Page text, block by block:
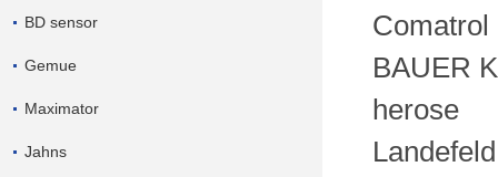
BD sensor
Gemue
Maximator
Jahns
Comatrol
BAUER
herose
Landefeld